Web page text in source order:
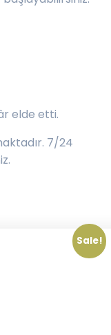
elde etti.
7/24
Sale!